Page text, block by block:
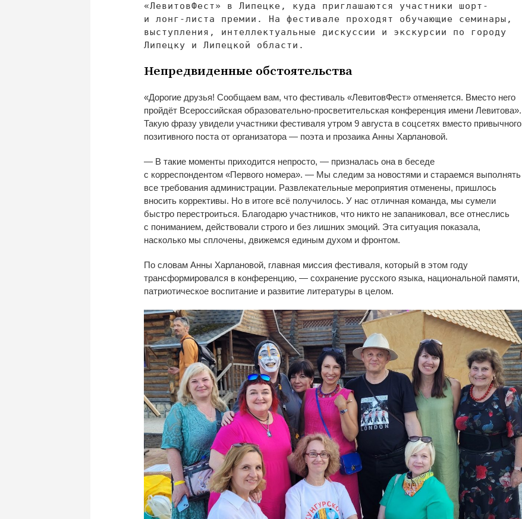
«ЛевитовФест» в
Липецке, куда приглашаются участники шорт-
и
лонг-листа премии. На
фестивале проходят обучающие семинары,
выступления, интеллектуальные дискуссии и
экскурсии по
городу
Липецку и
Липецкой области.
Непредвиденные обстоятельства
«Дорогие друзья! Сообщаем вам, что фестиваль «ЛевитовФест» отменяется. Вместо него
пройдёт Всероссийская образовательно-просветительская конференция имени Левитова».
Такую фразу увидели участники фестиваля утром 9 августа в соцсетях вместо привычного
позитивного поста от организатора — поэта и прозаика Анны Харлановой.
— В такие моменты приходится непросто, — призналась она в беседе
с корреспондентом «Первого номера». — Мы следим за новостями и стараемся выполнять
все требования администрации. Развлекательные мероприятия отменены, пришлось
вносить коррективы. Но в итоге всё получилось. У нас отличная команда, мы сумели
быстро перестроиться. Благодарю участников, что никто не запаниковал, все отнеслись
с пониманием, действовали строго и без лишних эмоций. Эта ситуация показала,
насколько мы сплочены, движемся единым духом и фронтом.
По словам Анны Харлановой, главная миссия фестиваля, который в этом году
трансформировался в конференцию, — сохранение русского языка, национальной памяти,
патриотическое воспитание и развитие литературы в целом.